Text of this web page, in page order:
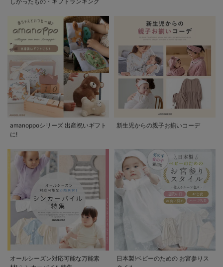
amanoppoシリーズ 出産祝いギフト
に!
新生児からの親子お揃いコーデ
オールシーズン対応可能な万能素
日本製!ベビーのための お宮参りス